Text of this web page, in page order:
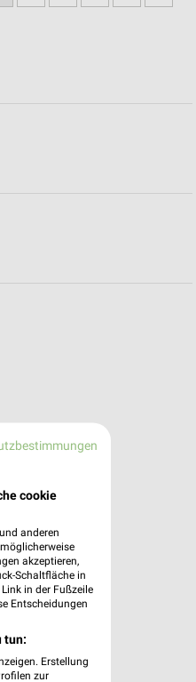
cookie
anderen
akzeptieren,
Schaltfläche in
in der Fußzeile
Entscheidungen
tun:
Erstellung
zur